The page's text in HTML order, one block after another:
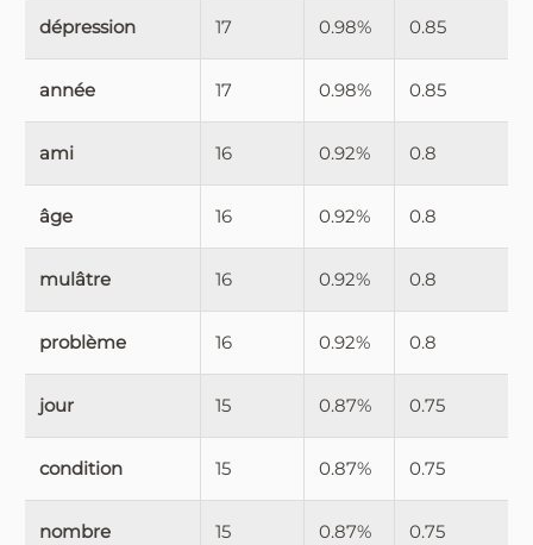
dépression 17 0.98% 0.85
année 17 0.98% 0.85
ami 16 0.92% 0.8
âge 16 0.92% 0.8
mulâtre 16 0.92% 0.8
problème 16 0.92% 0.8
jour 15 0.87% 0.75
condition 15 0.87% 0.75
nombre 15 0.87% 0.75